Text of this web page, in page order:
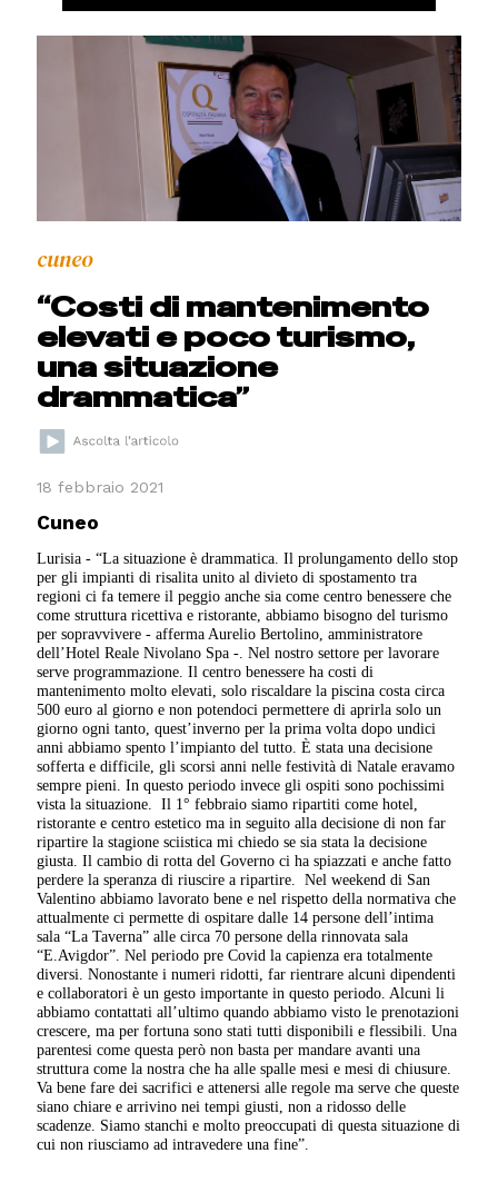
cuneo
“Costi di mantenimento
elevati e poco turismo,
una situazione
drammatica”
18 febbraio 2021
Cuneo
Lurisia - “La situazione è drammatica. Il prolungamento dello stop
per gli impianti di risalita unito al divieto di spostamento tra
regioni ci fa temere il peggio anche sia come centro benessere che
come struttura ricettiva e ristorante, abbiamo bisogno del turismo
per sopravvivere - afferma Aurelio Bertolino, amministratore
dell’Hotel Reale Nivolano Spa -. Nel nostro settore per lavorare
serve programmazione. Il centro benessere ha costi di
mantenimento molto elevati, solo riscaldare la piscina costa circa
500 euro al giorno e non potendoci permettere di aprirla solo un
giorno ogni tanto, quest’inverno per la prima volta dopo undici
anni abbiamo spento l’impianto del tutto. È stata una decisione
sofferta e difficile, gli scorsi anni nelle festività di Natale eravamo
sempre pieni. In questo periodo invece gli ospiti sono pochissimi
vista la situazione.
Il 1° febbraio siamo ripartiti come hotel,
ristorante e centro estetico ma in seguito alla decisione di non far
ripartire la stagione sciistica mi chiedo se sia stata la decisione
giusta. Il cambio di rotta del Governo ci ha spiazzati e anche fatto
perdere la speranza di riuscire a ripartire.
Nel weekend di San
Valentino abbiamo lavorato bene e nel rispetto della normativa che
attualmente ci permette di ospitare dalle 14 persone dell’intima
sala “La Taverna” alle circa 70 persone della rinnovata sala
“E.Avigdor”. Nel periodo pre Covid la capienza era totalmente
diversi. Nonostante i numeri ridotti, far rientrare alcuni dipendenti
e collaboratori è un gesto importante in questo periodo. Alcuni li
abbiamo contattati all’ultimo quando abbiamo visto le prenotazioni
crescere, ma per fortuna sono stati tutti disponibili e flessibili. Una
parentesi come questa però non basta per mandare avanti una
struttura come la nostra che ha alle spalle mesi e mesi di chiusure.
Va bene fare dei sacrifici e attenersi alle regole ma serve che queste
siano chiare e arrivino nei tempi giusti, non a ridosso delle
scadenze. Siamo stanchi e molto preoccupati di questa situazione di
cui non riusciamo ad intravedere una fine”.